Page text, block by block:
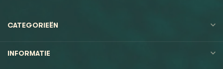
CATEGORIEËN
INFORMATIE